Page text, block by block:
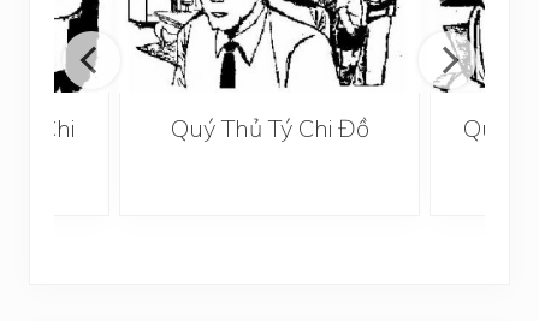
Chi Quý Thủ Tý Chi Đồ Quý